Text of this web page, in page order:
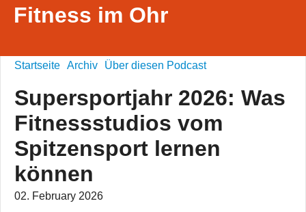
Fitness im Ohr
Startseite Archiv Über diesen Podcast
Supersportjahr 2026: Was
Fitnessstudios vom
Spitzensport lernen
können
02. February 2026